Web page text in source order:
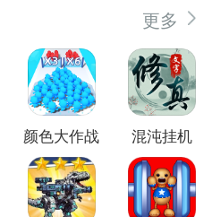
更多
颜色大作战 混沌挂机